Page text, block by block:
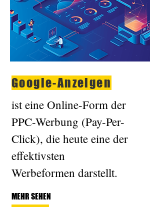
Google-Anzeigen
ist eine Online-Form der
PPC-Werbung (Pay-Per-
Click), die heute eine der
effektivsten
Werbeformen darstellt.
MEHR SEHEN